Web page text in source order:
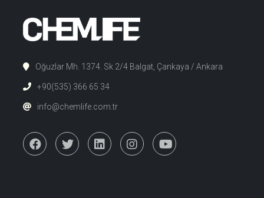
Oğuzlar Mh. 1374. Sk 2/4 Balgat, Çankaya / Ankara
+90(535) 366 65 34
info@chemlife.com.tr